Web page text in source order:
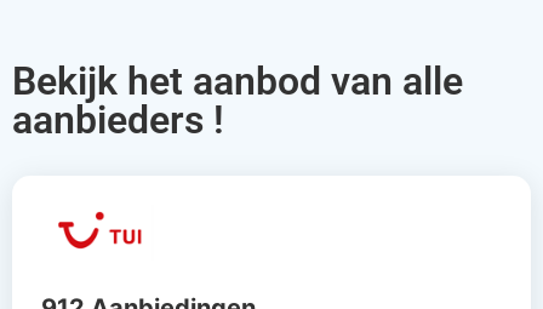
Bekijk het aanbod van alle
aanbieders !